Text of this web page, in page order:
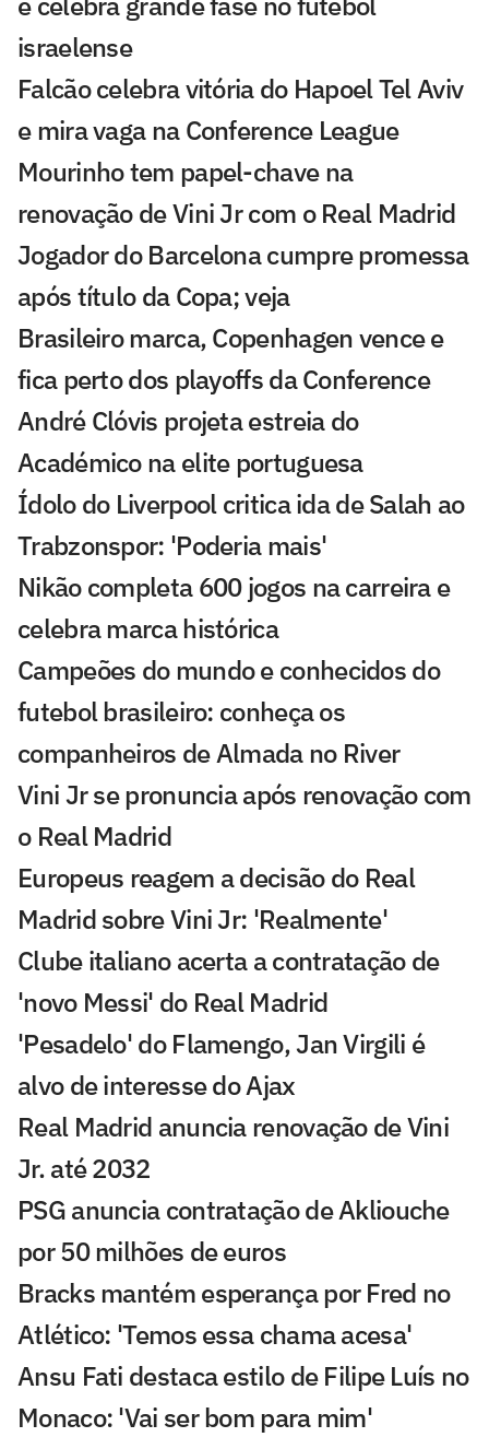
israelense
Falcão celebra vitória do Hapoel Tel Aviv
e mira vaga na Conference League
Mourinho tem papel-chave na
renovação de Vini Jr com o Real Madrid
Jogador do Barcelona cumpre promessa
após título da Copa; veja
Brasileiro marca, Copenhagen vence e
fica perto dos playoffs da Conference
André Clóvis projeta estreia do
Académico na elite portuguesa
Ídolo do Liverpool critica ida de Salah ao
Trabzonspor: 'Poderia mais'
Nikão completa 600 jogos na carreira e
celebra marca histórica
Campeões do mundo e conhecidos do
futebol brasileiro: conheça os
companheiros de Almada no River
Vini Jr se pronuncia após renovação com
o Real Madrid
Europeus reagem a decisão do Real
Madrid sobre Vini Jr: 'Realmente'
Clube italiano acerta a contratação de
'novo Messi' do Real Madrid
'Pesadelo' do Flamengo, Jan Virgili é
alvo de interesse do Ajax
Real Madrid anuncia renovação de Vini
Jr. até 2032
PSG anuncia contratação de Akliouche
por 50 milhões de euros
Bracks mantém esperança por Fred no
Atlético: 'Temos essa chama acesa'
Ansu Fati destaca estilo de Filipe Luís no
Monaco: 'Vai ser bom para mim'